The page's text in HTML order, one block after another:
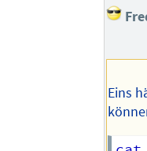
Eins